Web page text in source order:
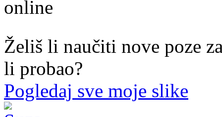
Želiš li naučiti nove poze
li probao?
Pogledaj sve moje slike